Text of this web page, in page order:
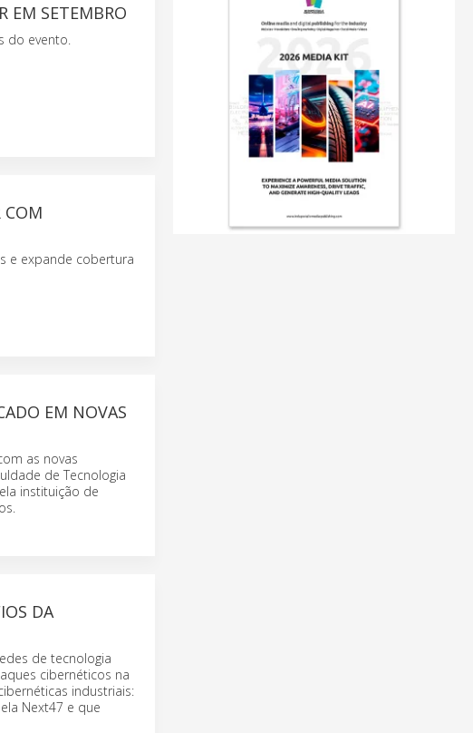
EM SETEMBRO
do evento.
COM
e expande cobertura
EM NOVAS
as novas
de Tecnologia
instituição de
DA
de tecnologia
cibernéticos na
industriais:
Next47 e que